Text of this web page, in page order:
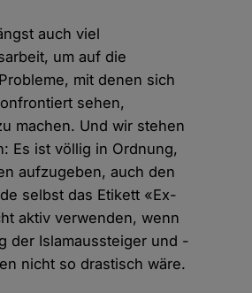
auch viel
um auf die
mit denen sich
sehen,
machen. Und wir stehen
Es ist völlig in Ordnung,
aufzugeben, auch den
selbst das Etikett «Ex-
aktiv verwenden, wenn
der Islamaussteiger und -
nicht so drastisch wäre.